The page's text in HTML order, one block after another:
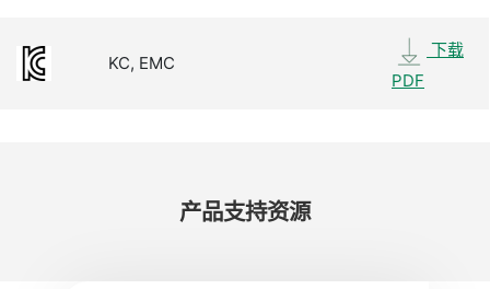
KC, EMC
下载
PDF
产品​支持​资源